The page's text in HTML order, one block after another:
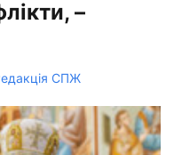
–
СПЖ